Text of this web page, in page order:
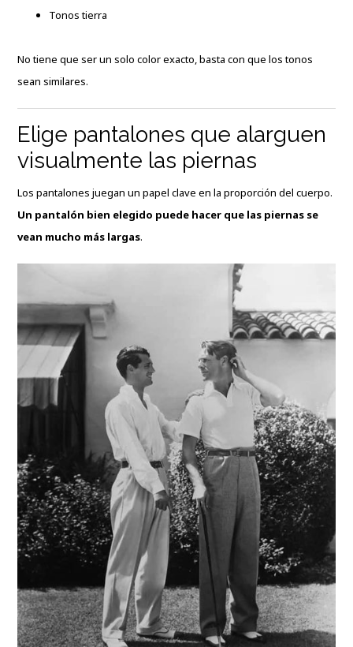
Tonos tierra
No tiene que ser un solo color exacto, basta con que los tonos
sean similares.
Elige pantalones que alarguen
visualmente las piernas
Los pantalones juegan un papel clave en la proporción del cuerpo.
Un pantalón bien elegido puede hacer que las piernas se
vean mucho más largas.